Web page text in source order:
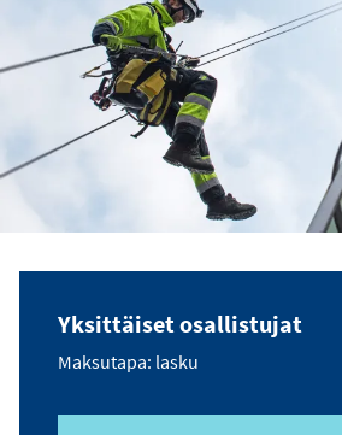
Yksittäiset osallistujat
Maksutapa: lasku